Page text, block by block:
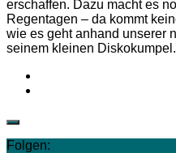
erschaffen. Dazu macht es
Regentagen – da kommt
wie es geht anhand unserer
seinem kleinen Diskokumpel.
Folgen: